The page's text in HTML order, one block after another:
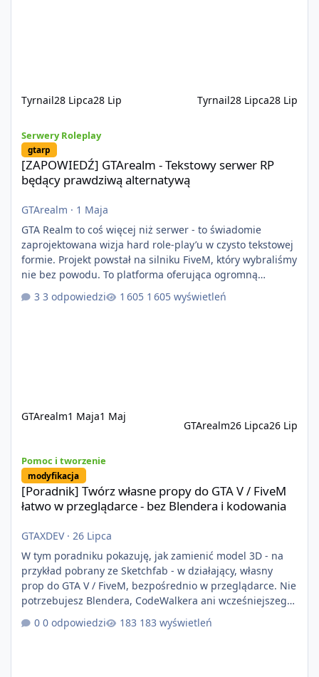
Tyrnail28 Lipca28 Lip Tyrnail28 Lipca28 Lip
Serwery Roleplay
gtarp
[ZAPOWIEDŹ] GTArealm - Tekstowy serwer RP
będący prawdziwą alternatywą
GTArealm · 1 Maja
GTA Realm to coś więcej niż serwer - to świadomie
zaprojektowana wizja hard role-play’u w czysto tekstowej
formie. Projekt powstał na silniku FiveM, który wybraliśmy
nie bez powodu. To platforma oferująca ogromną
elastyczność i znacznie szybszy rozwój systemów niż w
przypadku innych rozwiązań. Usprawniona
3 odpowiedzi 1 605 wyświetleń
GTArealm1 Maja1 Maj
GTArealm26 Lipca26 Lip
Pomoc i tworzenie
modyfikacja
[Poradnik] Twórz własne propy do GTA V / FiveM
łatwo w przeglądarce - bez Blendera i kodowania
GTAXDEV· 26 Lipca
W tym poradniku pokazuję, jak zamienić model 3D - na
przykład pobrany ze Sketchfab - w działający, własny
prop do GTA V / FiveM, bezpośrednio w przeglądarce. Nie
potrzebujesz Blendera, CodeWalkera ani wcześniejszego
doświadczenia z moddingiem. W tym przykładzie
używam modelu basenu, ale ta sama metoda sprawdzi
0 odpowiedzi 183 wyświetleń